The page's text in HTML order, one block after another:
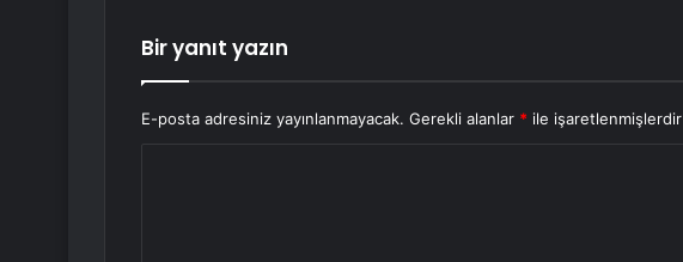
Bir yanıt yazın
E-posta adresiniz yayınlanmayacak. Gerekli alanlar * ile işaretlenmişlerdir